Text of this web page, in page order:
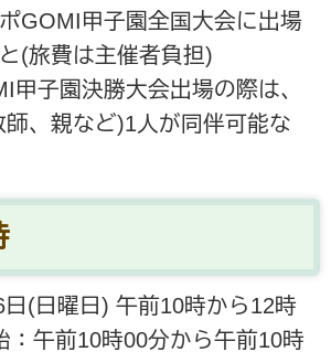
GOMI甲子園全国大会に出場
(旅費は主催者負担)
甲子園決勝大会出場の際は、
、親など)1人が同伴可能な
(日曜日) 午前10時から12時
午前10時00分から午前10時